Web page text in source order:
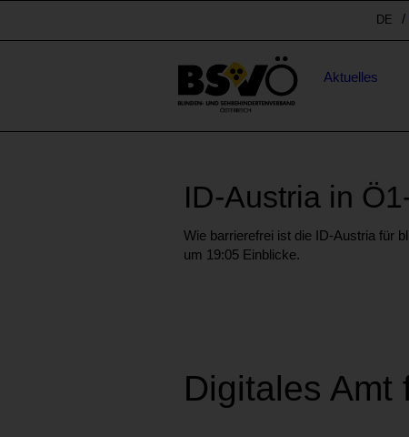
DE
Stichwortsuche
Hauptnavigation
Aktuelles
ID-Austria in
Wie barrierefrei ist die ID-Austria für
um 19:05 Einblicke.
Digitales Amt